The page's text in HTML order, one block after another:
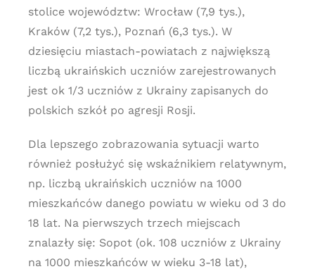
stolice województw: Wrocław (7,9 tys.),
Kraków (7,2 tys.), Poznań (6,3 tys.). W
dziesięciu miastach-powiatach z największą
liczbą ukraińskich uczniów zarejestrowanych
jest ok 1/3 uczniów z Ukrainy zapisanych do
polskich szkół po agresji Rosji.
Dla lepszego zobrazowania sytuacji warto
również posłużyć się wskaźnikiem relatywnym,
np. liczbą ukraińskich uczniów na 1000
mieszkańców danego powiatu w wieku od 3 do
18 lat. Na pierwszych trzech miejscach
znalazły się: Sopot (ok. 108 uczniów z Ukrainy
na 1000 mieszkańców w wieku 3-18 lat),